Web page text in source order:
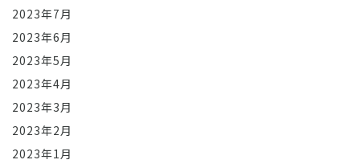
2023年7月
2023年6月
2023年5月
2023年4月
2023年3月
2023年2月
2023年1月